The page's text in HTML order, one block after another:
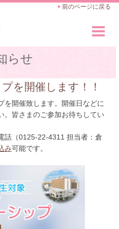
前のページに戻る
らせ
を開催します！！
開催致します。開催日などに
。皆さまのご参加お待ちしてい
（0125-22-4311 担当者：倉
み可能です。